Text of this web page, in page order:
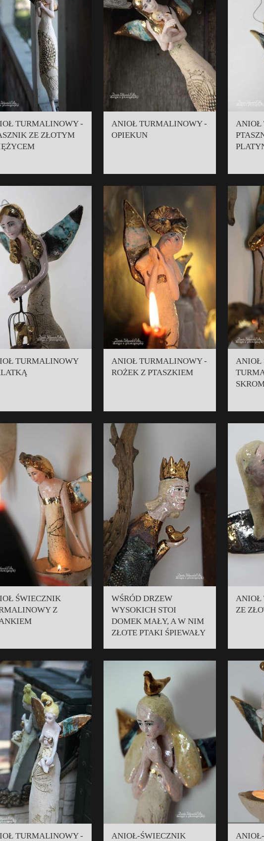
TURMALINOWY -
ZE ZŁOTYM
ANIOŁ TURMALINOWY -
OPIEKUN
ANIOŁ
TURMALINOWY
ANIOŁ TURMALINOWY -
ROŻEK Z PTASZKIEM
ANIOŁ
ŚWIECZNIK
Z
WŚRÓD DRZEW
WYSOKICH STOI
DOMEK MAŁY, A W NIM
ZŁOTE PTAKI ŚPIEWAŁY
ANIOŁ
ZE
TURMALINOWY - ANIOŁ-ŚWIECZNIK